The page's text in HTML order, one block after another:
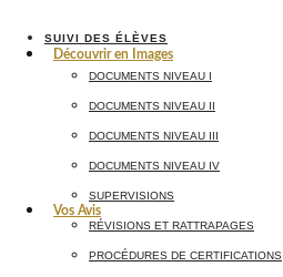
Découvrir en Images
Vos Avis
SUIVI DES ÉLÈVES
DOCUMENTS NIVEAU I
DOCUMENTS NIVEAU II
DOCUMENTS NIVEAU III
DOCUMENTS NIVEAU IV
SUPERVISIONS
RÉVISIONS ET RATTRAPAGES
PROCÉDURES DE CERTIFICATIONS